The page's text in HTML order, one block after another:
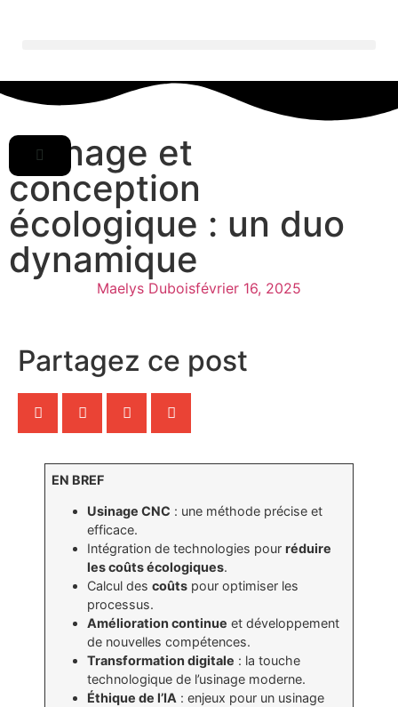
Usinage et
conception
écologique : un duo
dynamique
Maelys Duboisfévrier 16, 2025
Partagez ce post
EN BREF
Usinage CNC : une méthode précise et
efficace.
Intégration de technologies pourréduire
les coûts écologiques.
Calcul descoûts pour optimiser les
processus.
Amélioration continue et développement
de nouvelles compétences.
Transformation digitale : la touche
technologique de l’usinage moderne.
Éthique de l’IA : enjeux pour un usinage